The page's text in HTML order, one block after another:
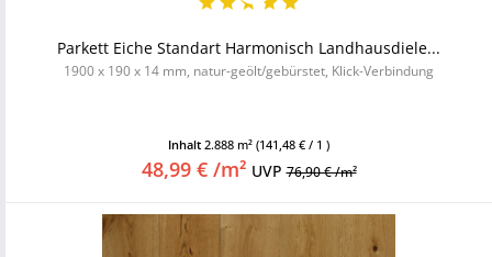
Parkett Eiche Standart Harmonisch Landhausdiele...
1900 x 190 x 14 mm, natur-geölt/gebürstet, Klick-Verbindung
Inhalt 2.888 m² (141,48 € / 1 )
48,99 € /m² UVP76,90 € /m²